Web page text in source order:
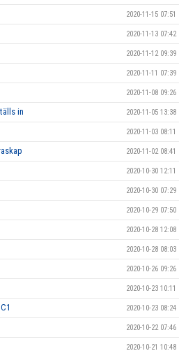
2020-11-15 07:51
2020-11-13 07:42
2020-11-12 09:39
2020-11-11 07:39
2020-11-08 09:26
in 2020-11-05 13:38
2020-11-03 08:11
2020-11-02 08:41
2020-10-30 12:11
2020-10-30 07:29
2020-10-29 07:50
2020-10-28 12:08
2020-10-28 08:03
2020-10-26 09:26
2020-10-23 10:11
2020-10-23 08:24
2020-10-22 07:46
2020-10-21 10:48